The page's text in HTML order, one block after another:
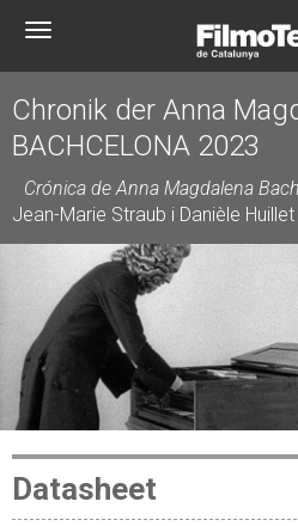
Toggle
Chronik der Anna
BACHCELONA 2023
Crónica de Anna Magdalena Bach
Jean-Marie Straub i Danièle Huillet
Datasheet